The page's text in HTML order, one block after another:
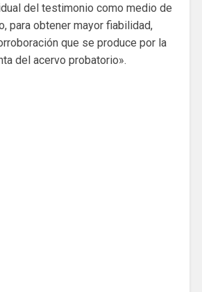
del testimonio como medio de
para obtener mayor fiabilidad,
que se produce por la
del acervo probatorio».